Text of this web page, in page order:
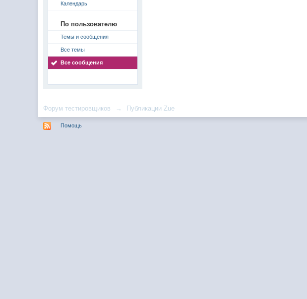
Календарь
По пользователю
Темы и сообщения
Все темы
Все сообщения
Форум тестировщиков → Публикации Zue
Помощь